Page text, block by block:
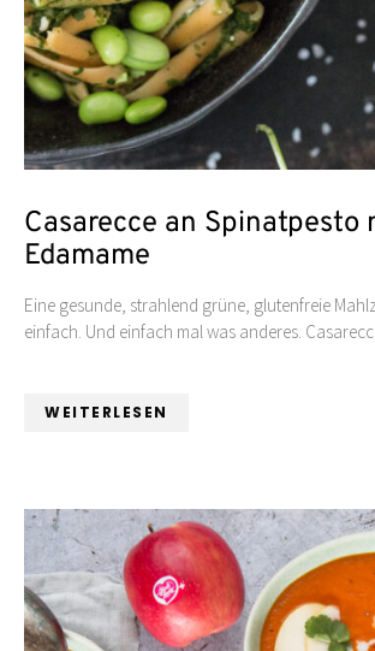
Casarecce an Spinatpesto
Edamame
Eine gesunde, strahlend grüne, glutenfreie
einfach. Und einfach mal was anderes.
WEITERLESEN